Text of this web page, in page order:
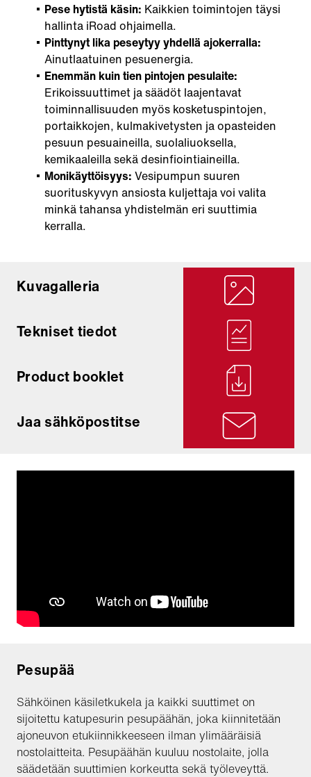
Pese hytistä käsin: Kaikkien toimintojen täysi
hallinta iRoad ohjaimella.
Pinttynyt lika peseytyy yhdellä ajokerralla:
Ainutlaatuinen pesuenergia.
Enemmän kuin tien pintojen pesulaite:
Erikoissuuttimet ja säädöt laajentavat
toiminnallisuuden myös kosketuspintojen,
portaikkojen, kulmakivetysten ja opasteiden
pesuun pesuaineilla, suolaliuoksella,
kemikaaleilla sekä desinfiointiaineilla.
Monikäyttöisyys: Vesipumpun suuren
suorituskyvyn ansiosta kuljettaja voi valita
minkä tahansa yhdistelmän eri suuttimia
kerralla.
Kuvagalleria
Tekniset tiedot
Product booklet
Jaa sähköpostitse
Pesupää
Sähköinen käsiletkukela ja kaikki suuttimet on
sijoitettu katupesurin pesupäähän, joka kiinnitetään
ajoneuvon etukiinnikkeeseen ilman ylimääräisiä
nostolaitteita. Pesupäähän kuuluu nostolaite, jolla
säädetään suuttimien korkeutta sekä työleveyttä.